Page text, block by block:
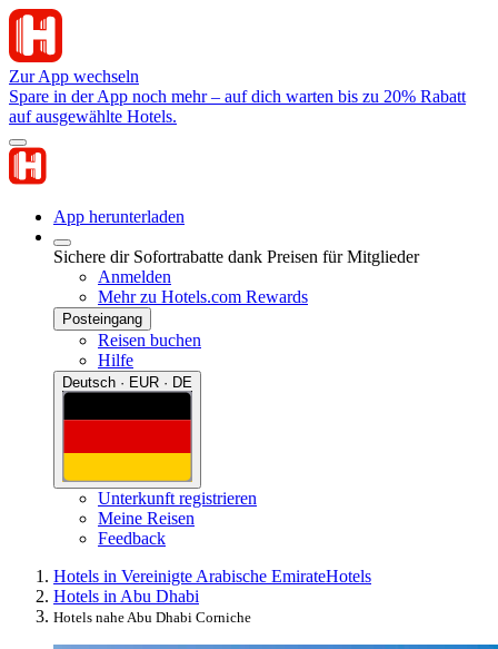
Zur App wechseln
Spare in der App noch mehr – auf dich warten bis zu 20% Rabatt
auf ausgewählte Hotels.
App herunterladen
Sichere dir Sofortrabatte dank Preisen für Mitglieder
Anmelden
Mehr zu Hotels.com Rewards
Posteingang
Reisen buchen
Hilfe
Deutsch · EUR · DE
Unterkunft registrieren
Meine Reisen
Feedback
Hotels in Vereinigte Arabische EmirateHotels
Hotels in Abu Dhabi
Hotels nahe Abu Dhabi Corniche